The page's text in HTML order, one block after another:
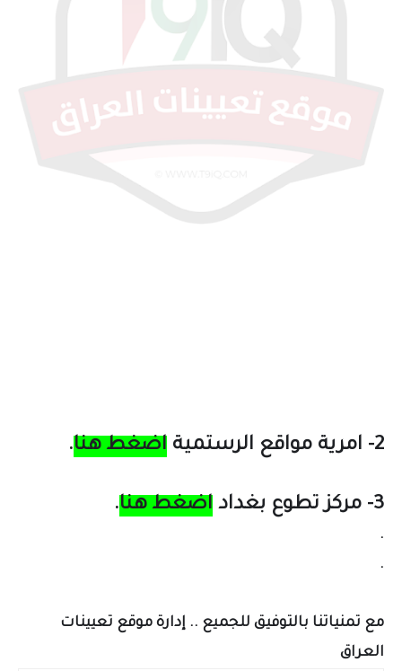
2- امرية مواقع الرستمية اضغط هنا.
3- مركز تطوع بغداد اضغط هنا.
.
.
مع تمنياتنا بالتوفيق للجميع .. إدارة موقع تعيينات
العراق